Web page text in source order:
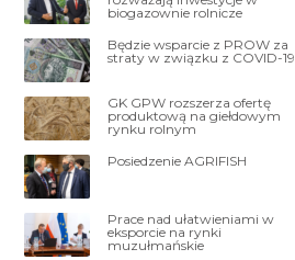
biogazownie rolnicze
Będzie wsparcie z PROW za
straty w związku z COVID-19
GK GPW rozszerza ofertę
produktową na giełdowym
rynku rolnym
Posiedzenie AGRIFISH
Prace nad ułatwieniami w
eksporcie na rynki
muzułmańskie